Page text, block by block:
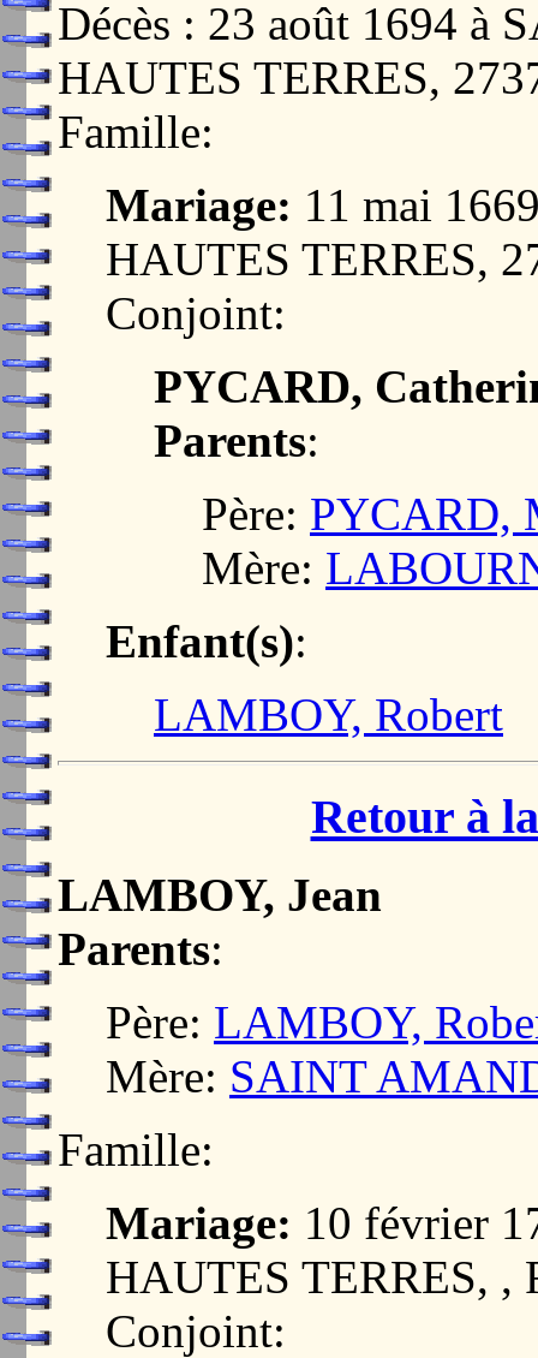
Décès : 23 août 1694 à
HAUTES TERRES,
Famille:
Mariage: 11 mai
HAUTES TERRES,
Conjoint:
PYCARD,
Parents:
Père: PYCARD,
Mère:
Enfant(s):
LAMBOY, Robert
Retour à
LAMBOY, Jean
Parents:
Père: LAMBOY,
Mère: SAINT
Famille:
Mariage: 10 février
HAUTES TERRES, ,
Conjoint: